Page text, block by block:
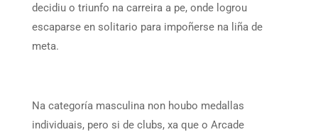
decidiu o triunfo na carreira a pe, onde logrou
escaparse en solitario para impoñerse na liña de
meta.
Na categoría masculina non houbo medallas
individuais, pero si de clubs, xa que o Arcade